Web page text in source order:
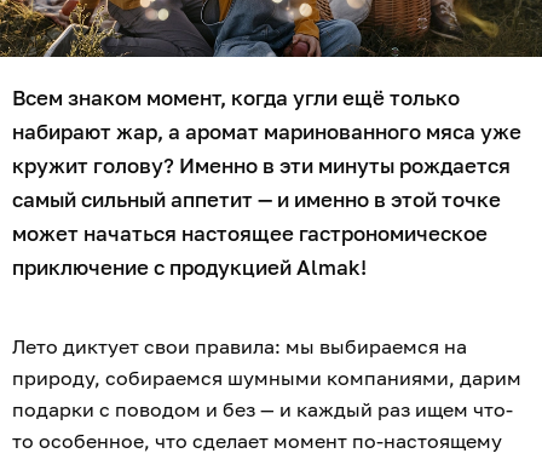
Всем знаком момент, когда угли ещё только
набирают жар, а аромат маринованного мяса уже
кружит голову? Именно в эти минуты рождается
самый сильный аппетит — и именно в этой точке
может начаться настоящее гастрономическое
приключение с продукцией Almak!
Лето диктует свои правила: мы выбираемся на
природу, собираемся шумными компаниями, дарим
подарки с поводом и без — и каждый раз ищем что-
то особенное, что сделает момент по-настоящему